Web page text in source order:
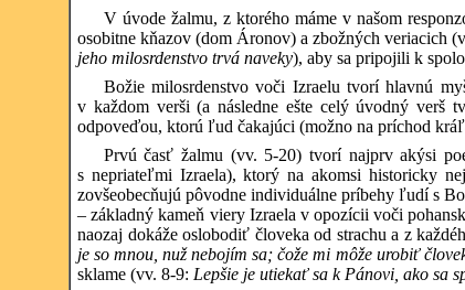
V úvode žalmu, z ktorého máme v našom
osobitne kňazov (dom Áronov) a zbožných veriacich
jeho milosrdenstvo trvá naveky), aby sa pripojili k
Božie milosrdenstvo voči Izraelu tvorí hlavnú
v každom verši (a následne ešte celý úvodný verš
odpoveďou, ktorú ľud čakajúci (možno na príchod
Prvú časť žalmu (vv. 5-20) tvorí najprv akýsi
s nepriateľmi Izraela), ktorý na akomsi historicky
zovšeobecňujú pôvodne individuálne príbehy ľudí s
– základný kameň viery Izraela v opozícii voči
naozaj dokáže oslobodiť človeka od strachu a z
je so mnou, nuž nebojím sa; čože mi môže urobiť
sklame (vv. 8-9: Lepšie je utiekať sa k Pánovi, ako sa